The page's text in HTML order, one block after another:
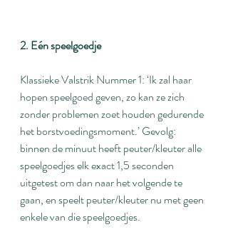
2. Eén speelgoedje
Klassieke Valstrik Nummer 1: ‘Ik zal haar
hopen speelgoed geven, zo kan ze zich
zonder problemen zoet houden gedurende
het borstvoedingsmoment.’ Gevolg:
binnen de minuut heeft peuter/kleuter alle
speelgoedjes elk exact 1,5 seconden
uitgetest om dan naar het volgende te
gaan, en speelt peuter/kleuter nu met geen
enkele van die speelgoedjes.